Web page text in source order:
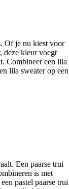
Of je nu kiest voor
deze kleur voegt
Combineer een lila
lila sweater op een
Een paarse trui
is met
pastel paarse trui